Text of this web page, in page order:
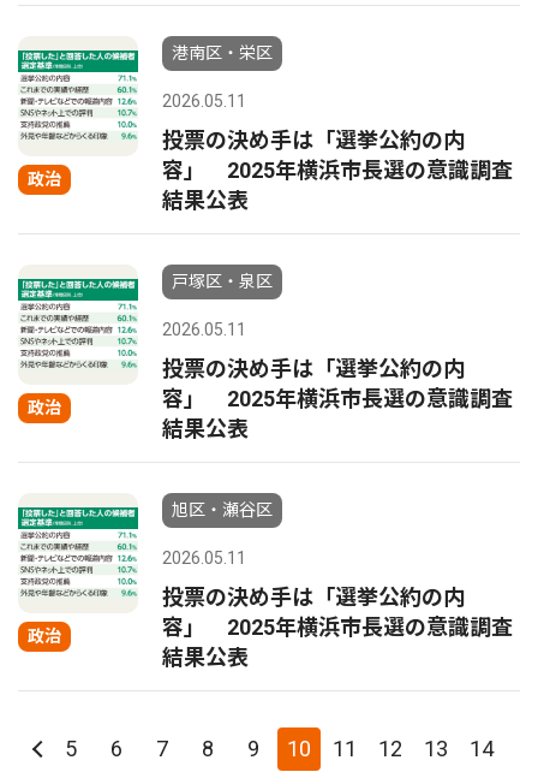
政治
港南区・栄区
2026.05.11
投票の決め手は「選挙公約の内
容」 2025年横浜市長選の意識調査
結果公表
政治
戸塚区・泉区
2026.05.11
投票の決め手は「選挙公約の内
容」 2025年横浜市長選の意識調査
結果公表
政治
旭区・瀬谷区
2026.05.11
投票の決め手は「選挙公約の内
容」 2025年横浜市長選の意識調査
結果公表
5 6 7 8 9 10 11 12 13
14